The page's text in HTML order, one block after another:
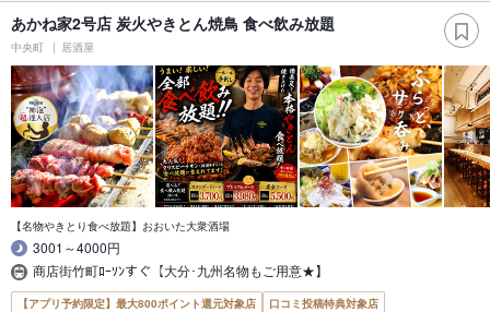
あかね家2号店 炭火やきとん焼鳥 食べ飲み放題
中央町 居酒屋
【名物やきとり食べ放題】おおいた大衆酒場
3001～4000円
商店街竹町ﾛｰｿﾝすぐ【大分･九州名物もご用意★】
【アプリ予約限定】最大800ポイント還元対象店
口コミ投稿特典対象店